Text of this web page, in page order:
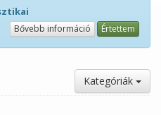
Bővebb információ Értettem
Kategóriák